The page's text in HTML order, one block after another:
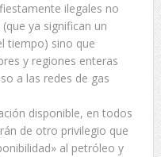
ilegales no
ya significan un
tiempo) sino que
y regiones enteras
a las redes de gas
disponible, en todos
de otro privilegio que
al petróleo y